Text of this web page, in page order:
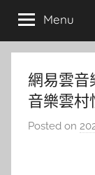
Menu
網易雲音
音樂雲村
Posted on